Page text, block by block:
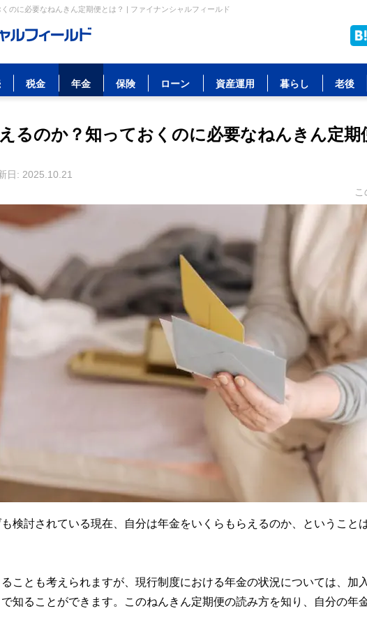
のに必要なねんきん定期便とは？ | ファイナンシャルフィールド
税金 年金 保険 ローン 資産運用 暮らし 老後
るのか？知っておくのに必要なねんきん定期
日: 2025.10.21
検討されている現在、自分は年金をいくらもらえるのか、ということ
ことも考えられますが、現行制度における年金の状況については、加
知ることができます。このねんきん定期便の読み方を知り、自分の年